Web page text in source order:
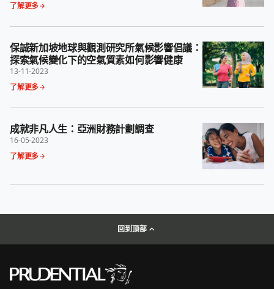
了解更多
保誠新加坡地球與觀測研究所氣候影響倡議：
探索氣候變化下的空氣質素如何影響健康
13-11-2023
了解更多
成就非凡人生：亞洲財務計劃調查
16-05-2023
了解更多
回到頂部